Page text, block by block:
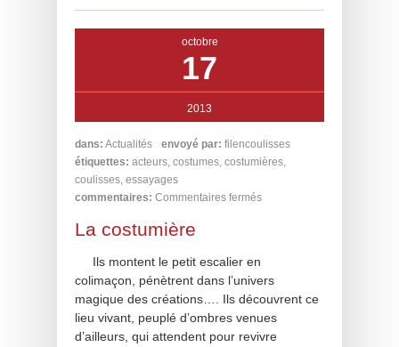
octobre
17
2013
dans: Actualités envoyé par: filencoulisses
étiquettes: acteurs, costumes, costumières,
coulisses, essayages
commentaires: Commentaires fermés
La costumière
Ils montent le petit escalier en
colimaçon, pénètrent dans l’univers
magique des créations…. Ils découvrent ce
lieu vivant, peuplé d’ombres venues
d’ailleurs, qui attendent pour revivre